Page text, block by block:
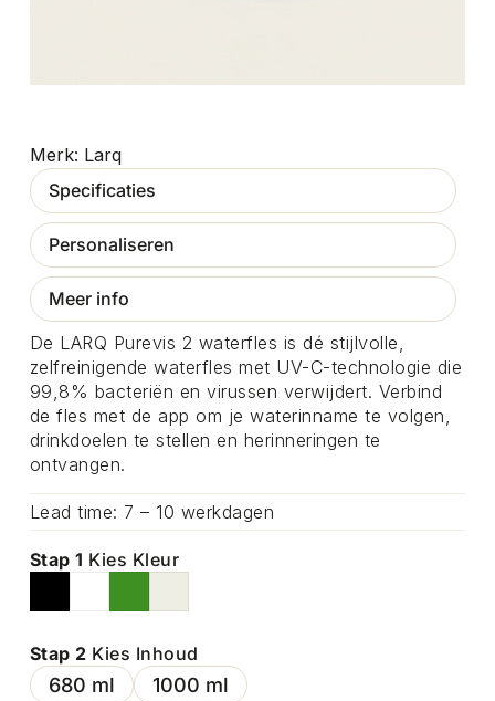
Larq
Specificaties
Personaliseren
Meer info
De LARQ Purevis 2 waterfles is dé stijlvolle,
zelfreinigende waterfles met UV-C-technologie die
99,8% bacteriën en virussen verwijdert. Verbind
de fles met de app om je waterinname te volgen,
drinkdoelen te stellen en herinneringen te
ontvangen.
Lead time: 7 – 10 werkdagen
Stap 1 Kies Kleur
Stap 2 Kies Inhoud
680 ml 1000 ml